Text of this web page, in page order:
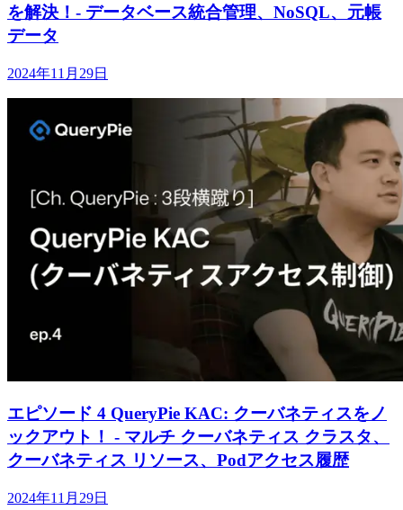
を解決！- データベース統合管理、NoSQL、元帳
データ
2024年11月29日
エピソード 4 QueryPie KAC: クーバネティスをノ
ックアウト！ - マルチ クーバネティス クラスタ、
クーバネティス リソース、Podアクセス履歴
2024年11月29日